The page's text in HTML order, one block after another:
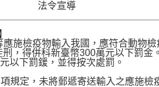
法令宣導
施檢疫物輸入我國，應符合動物
，得併科新臺幣300萬元以下罰金
以下罰鍰，並得按次處罰。
規定，未將郵遞寄送輸入之應施檢